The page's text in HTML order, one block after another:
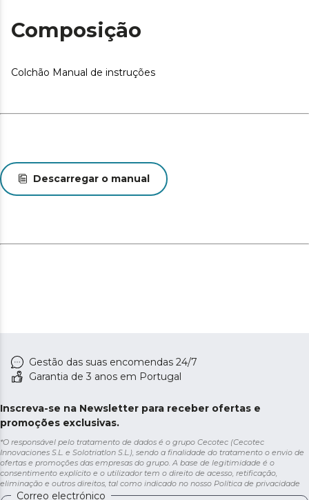
Composição
Colchão Manual de instruções
Descarregar o manual
Gestão das suas encomendas 24/7
Garantia de 3 anos em Portugal
Inscreva-se na Newsletter para receber ofertas e
promoções exclusivas.
*O responsável pelo tratamento de dados é o grupo Cecotec (Cecotec
Innovaciones S.L. e Solotriatlon S.L.), sendo a finalidade do tratamento o envio de
ofertas e promoções das empresas do grupo. A base de legitimidade é o
consentimento explícito e o utilizador tem o direito de acesso, retificação,
eliminação e outros direitos, tal como indicado no nosso Política de privacidade
Correo electrónico